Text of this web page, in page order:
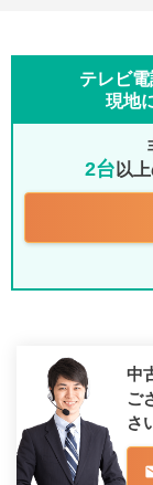
テレビ電
現地
2台 以
中
ご
さ